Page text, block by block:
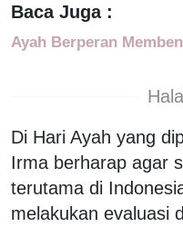
Baca Juga :
Ayah Berperan
Di Hari Ayah yang
Irma berharap agar
terutama di
melakukan evaluasi